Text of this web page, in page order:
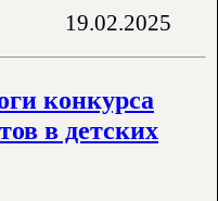
19.02.2025
конкурса
в детских